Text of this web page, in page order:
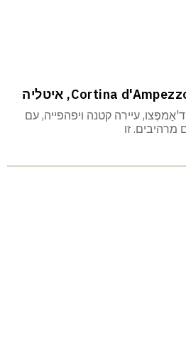
עיירה קטנה ויפהפייה, עם
מרהיבים. זו